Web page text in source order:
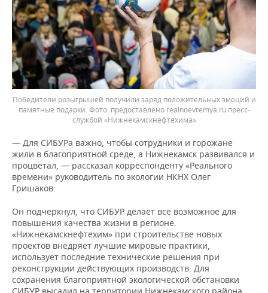
Победители розыгрышей получили заряд положительных эмоций и
памятные подарки.
предоставлено realnoevremya.ru пресс-
службой «Нижнекамскнефтехима»
— Для СИБУРа важно, чтобы сотрудники и горожане
жили в благоприятной среде, а Нижнекамск развивался и
процветал, — рассказал корреспонденту «Реального
времени» руководитель по экологии НКНХ Олег
Гришаков.
Он подчеркнул, что СИБУР делает все возможное для
повышения качества жизни в регионе.
«Нижнекамскнефтехим» при строительстве новых
проектов внедряет лучшие мировые практики,
использует последние технические решения при
реконструкции действующих производств. Для
сохранения благоприятной экологической обстановки